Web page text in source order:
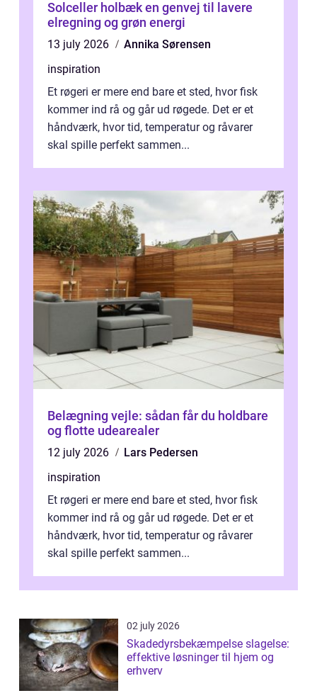
Solceller holbæk en genvej til lavere
elregning og grøn energi
13 july 2026
Annika Sørensen
inspiration
Et røgeri er mere end bare et sted, hvor fisk
kommer ind rå og går ud røgede. Det er et
håndværk, hvor tid, temperatur og råvarer
skal spille perfekt sammen...
Belægning vejle: sådan får du holdbare
og flotte udearealer
12 july 2026
Lars Pedersen
inspiration
Et røgeri er mere end bare et sted, hvor fisk
kommer ind rå og går ud røgede. Det er et
håndværk, hvor tid, temperatur og råvarer
skal spille perfekt sammen...
02 july 2026
Skadedyrsbekæmpelse slagelse:
effektive løsninger til hjem og
erhverv